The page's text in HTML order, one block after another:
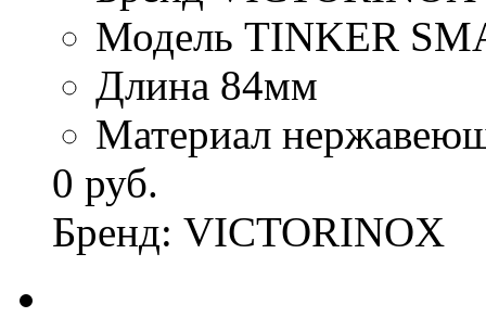
Модель TINKER
Длина 84мм
Материал
0 руб.
Бренд: VICTORINOX